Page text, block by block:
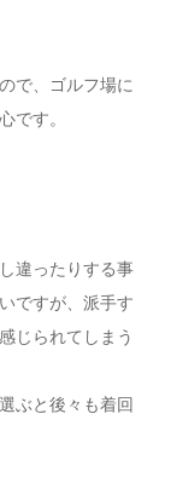
で、ゴルフ場に
です。
違ったりする事
ですが、派手す
じられてしまう
ぶと後々も着回